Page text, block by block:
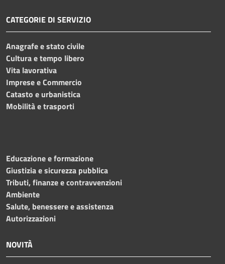
CATEGORIE DI SERVIZIO
Anagrafe e stato civile
Cultura e tempo libero
Vita lavorativa
Imprese e Commercio
Catasto e urbanistica
Mobilità e trasporti
Educazione e formazione
Giustizia e sicurezza pubblica
Tributi, finanze e contravvenzioni
Ambiente
Salute, benessere e assistenza
Autorizzazioni
NOVITÀ